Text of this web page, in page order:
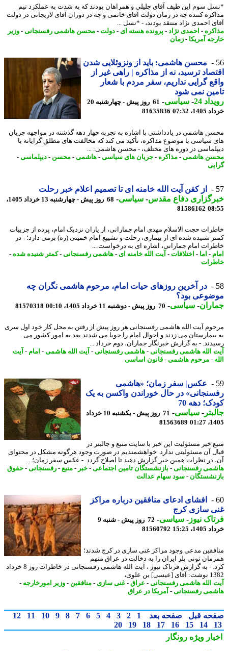
سوم این طیف آقای جلیلی و همراهان بودند که به شدت به عملکرد تیم
کننده چه در زمان دولت آقای خاتمی و چه در دوران آقای لاریجانی در دولت
احمدی نژاد منتقد بودند، - *نسل ...
-احمدی نژاد -پرونده هسته ای- دولت-محسن هاشمی رفسنجانی-وزیر
آمریکا- زمان
محسن هاشمی: باید از ونزوئلایی شدن
ترسید، نه از مذاکره | راهی غیر از
گرایی نداریم، سفر مردم با شعار
نمی شود
24
-سیاسی-
61 روز پیش - چهارشنبه 20
07:32
81635836
هاشمی در یادداشتی با اشاره به تجربه چهار دهه گذشته در مواجهه جریان
سیاسی با موضوع مذاکره، تأکید می کند که مخالفت های مطلق گرایانه با
در دوره های مختلف، - محسن هاشمی: ...
هاشمی-مذاکره -جریان های سیاسی-هاشمی-محسن-دیپلماسی-
از کفن آیت الله خامنه ای تا تصمیم اعلام خبر رحلت
دفاع مقدس-سیاسی-
68 روز پیش - چهارشنبه 13 خرداد 1405،
81586162
حجت الاسلام مهدی امام جمارانی، از یاران نزدیک امام، پرده از جزییات
شنیده شده ای از بیماری، رحلت و تشییع امام خمینی (ره) برمی دارد؛ - در
امام جمارانی، اشاره ای به درخواست ...
-اما - اختلافات-آیت الله خامنه ای- هاشمی رفسنجانی-کمتر شنیده شده-
در آخرین روزهای حیات امام، مرحوم هاشمی نگران چه
بود؟
- سیاسی-70 روز پیش - دوشنبه 11 خرداد 1405، 00:10 81570318
آیت الله هاشمی رفسنجانی هر روز پیش از رفتن به محل کار خود اول سری
می زدند و احوال امام را جویا می شدند بعد به امور کشور می
- به گزارش خبرنگار جماران، دوم خرداد ...
الله هاشمی رفسنجانی-هاشمی رفسنجانی-آیت الله هاشمی-امام -آیت
-مرحوم هاشمی-قانون اساسی
عکس| سفر زمان؛ «هاشمی
در حال خوراندن واکسن به یک
دهه 70
-سیاسی-
71 روز پیش - یکشنبه 10 خرداد
81563689
خبر مسئولیت این خبر با سایت منبع و جالبتر در
آن مسئولیتی ندارد. خواهشمندیم در صورت وجود هرگونه مشکل در محتوای
در نظرات همین خبر گزارش دهید تا اصلاح گردد. - عکس سفر زمان؛ ...
رفسنجانی-بازنشستگان تامین اجتماعی-خبر-منبع -رفسنجانی-حقوق
-سود سهام عدالت
افشای ادعای منافقین درباره مراکز
سازی کرج
نیوز-سیاسی-
72 روز پیش - شنبه 9
15:25
81560792
مدعی وجود مراکز غنی سازی در کرج شدند؛
تونی بلر ایران را به دخالت در عراق متهم
کرد. - به گزارش فرتاک نیوز ، آیت الله هاشمی رفسنجانی در خاطرات روز 8 خرداد
بن علوی،
الله هاشمی رفسنجانی-عراق- غنی سازی- منافقین-وزیر امورخارجه-
رفسنجانی-آمریکا در عراق
قبل صفحه بعد 1
2
3
4
5
6
7
8
9
10
11
12
14
15
16
17
18
19
20
ویژهرونگار